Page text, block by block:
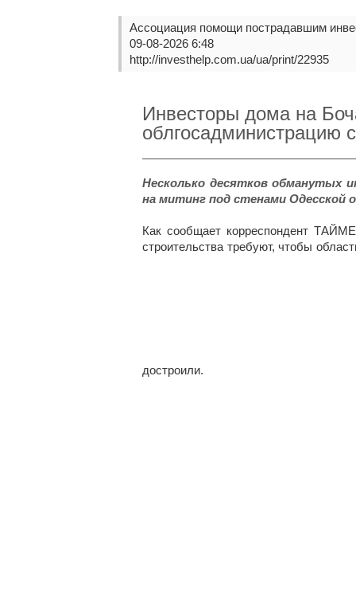
Ассоциация помощи пострадавшим
09-08-2026 6:48
http://investhelp.com.ua/ua/print/22935
Инвесторы дома на
облгосадминистрацию
Несколько десятков обманутых
на митинг под стенами Одесской
Как сообщает корреспондент
строительства требуют, чтобы
достроили.